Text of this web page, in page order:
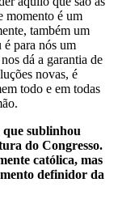
momento é um
também um
para nós um
dá a garantia de
novas, é
todo e em todas
que sublinhou
do Congresso.
católica, mas
definidor da